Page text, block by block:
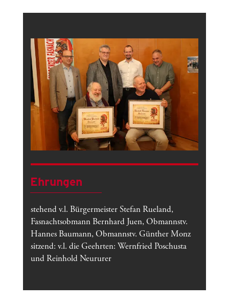
Ehrungen
stehend v.l. Bürgermeister Stefan Rueland,
Fasnachtsobmann Bernhard Juen, Obmannstv.
Hannes Baumann, Obmannstv. Günther Monz
sitzend: v.l. die Geehrten: Wernfried Poschusta
und Reinhold Neururer